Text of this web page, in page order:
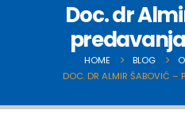
Doc. dr
HOME BLOG
DOC. DR ALMIR ŠABOVIĆ –